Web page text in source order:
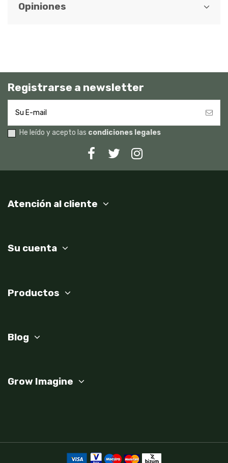
Opiniones
Registrarse a newsletter
He leído y acepto las condiciones legales
Atención al cliente
Su cuenta
Productos
Blog
Grow Imagine